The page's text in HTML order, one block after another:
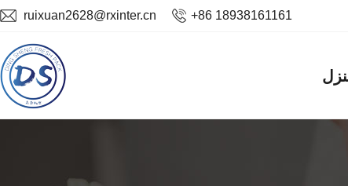
ruixuan2628@rxinter.cn +86 18938161161